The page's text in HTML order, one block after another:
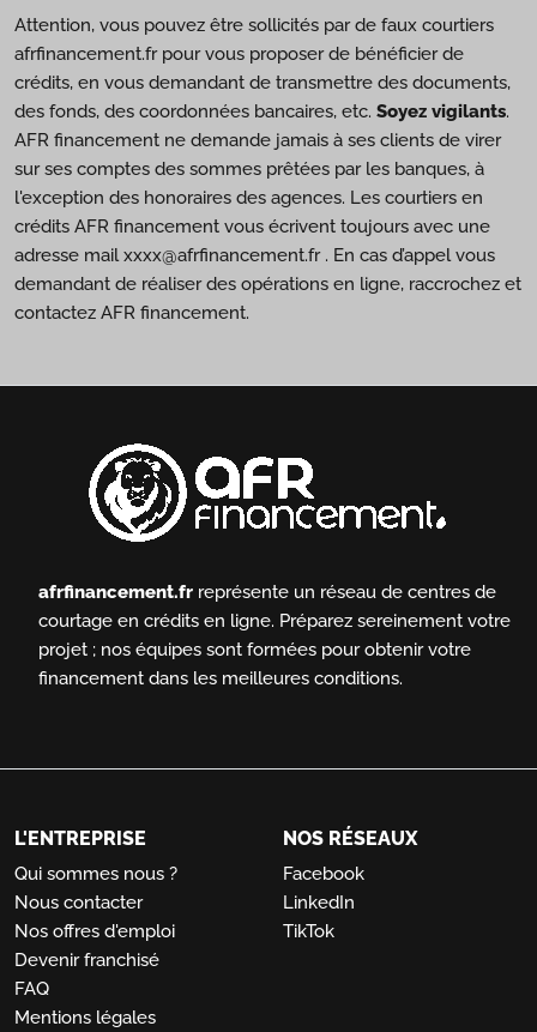
Attention, vous pouvez être sollicités par de faux courtiers
afrfinancement.fr pour vous proposer de bénéficier de
crédits, en vous demandant de transmettre des documents,
des fonds, des coordonnées bancaires, etc. Soyez vigilants.
AFR financement ne demande jamais à ses clients de virer
sur ses comptes des sommes prêtées par les banques, à
l'exception des honoraires des agences. Les courtiers en
crédits AFR financement vous écrivent toujours avec une
adresse mail xxxx@afrfinancement.fr . En cas d’appel vous
demandant de réaliser des opérations en ligne, raccrochez et
contactez AFR financement.
afrfinancement.fr représente un réseau de centres de
courtage en crédits en ligne. Préparez sereinement votre
projet ; nos équipes sont formées pour obtenir votre
financement dans les meilleures conditions.
L'ENTREPRISE
Qui sommes nous ?
Nous contacter
Nos offres d'emploi
Devenir franchisé
FAQ
Mentions légales
NOS RÉSEAUX
Facebook
LinkedIn
TikTok